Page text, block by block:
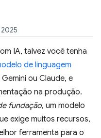
IA, talvez você tenha
de linguagem
ou Claude, e
na produção.
fundação, um modelo
exige muitos recursos,
ferramenta para o